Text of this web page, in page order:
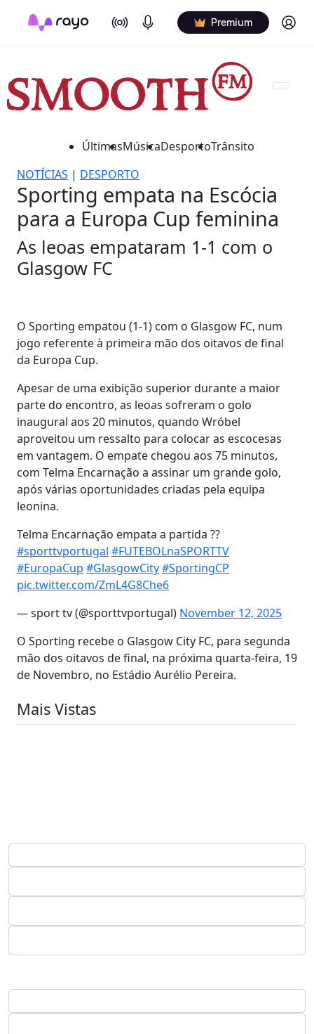
On Air Podcasts Premium Log in
ÚltimasMúsicaDesportoTrânsito
NOTÍCIAS | DESPORTO
Sporting empata na Escócia
para a Europa Cup feminina
As leoas empataram 1-1 com o
Glasgow FC
O Sporting empatou (1-1) com o Glasgow FC, num
jogo referente à primeira mão dos oitavos de final
da Europa Cup.
Apesar de uma exibição superior durante a maior
parte do encontro, as leoas sofreram o golo
inaugural aos 20 minutos, quando Wróbel
aproveitou um ressalto para colocar as escocesas
em vantagem. O empate chegou aos 75 minutos,
com Telma Encarnação a assinar um grande golo,
após várias oportunidades criadas pela equipa
leonina.
Telma Encarnação empata a partida ??
#sporttvportugal #FUTEBOLnaSPORTTV
#EuropaCup #GlasgowCity#SportingCP
pic.twitter.com/ZmL4G8Che6
— sport tv (@sporttvportugal) November 12, 2025
O Sporting recebe o Glasgow City FC, para segunda
mão dos oitavos de final, na próxima quarta-feira, 19
de Novembro, no Estádio Aurélio Pereira.
Mais Vistas